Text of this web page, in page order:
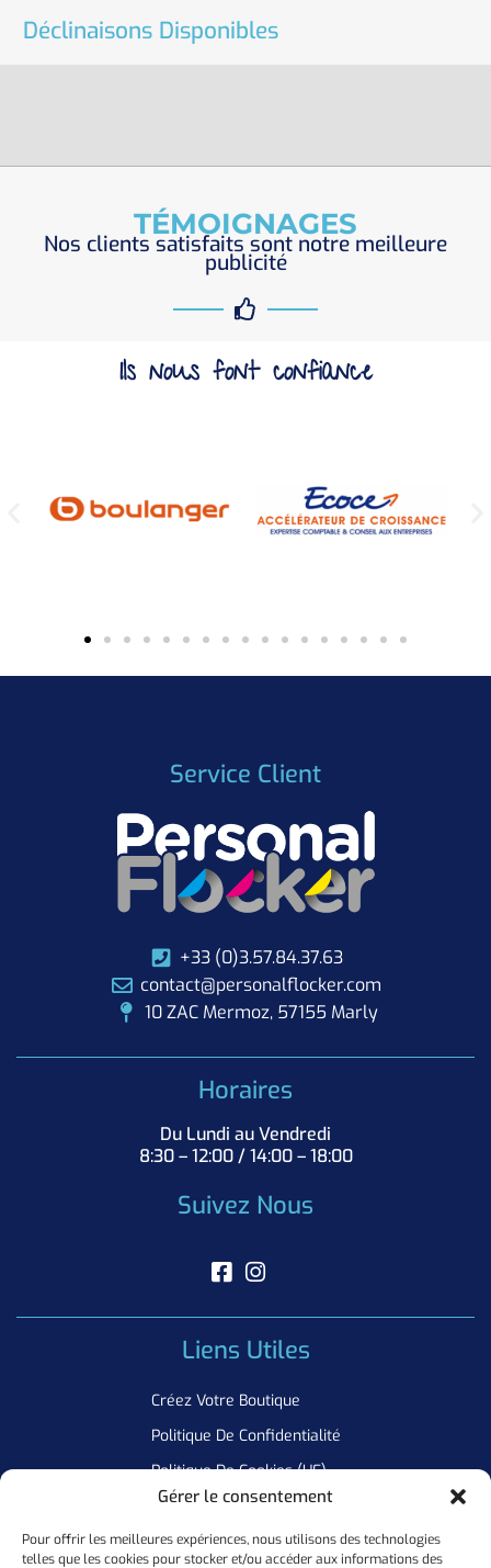
Gérer le consentement
Pour offrir les meilleures expériences, nous utilisons des technologies
telles que les cookies pour stocker et/ou accéder aux informations des
Déclinaisons Disponibles
TÉMOIGNAGES
Nos clients satisfaits sont notre meilleure
publicité
Ils nous font confiance
Service Client
+33 (0)3.57.84.37.63
contact@personalflocker.com
10 ZAC Mermoz, 57155 Marly
Horaires
Du Lundi au Vendredi
8:30 – 12:00 / 14:00 – 18:00
Suivez Nous
Liens Utiles
Créez Votre Boutique
Politique De Confidentialité
Politique De Cookies (UE)
Newsletter